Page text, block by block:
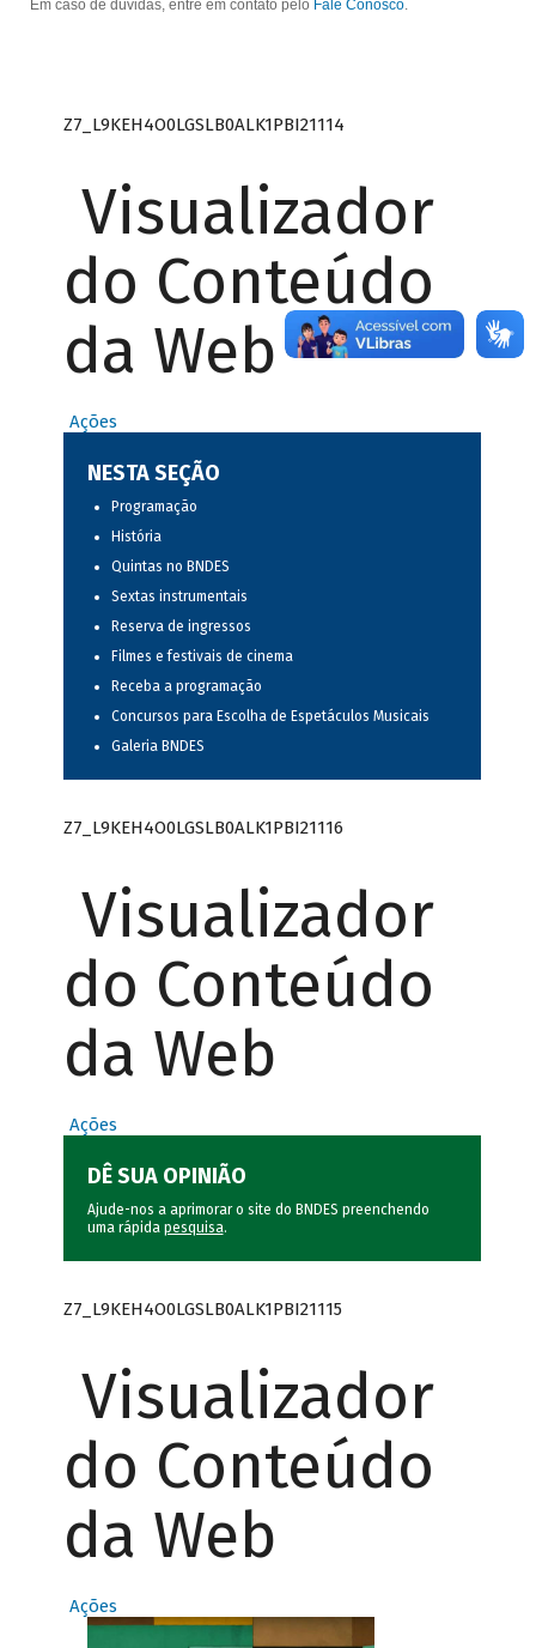
Em caso de dúvidas, entre em contato pelo Fale Conosco.
Z7_L9KEH4O0LGSLB0ALK1PBI21114
Visualizador
do Conteúdo
da Web
Ações
NESTA SEÇÃO
Programação
História
Quintas no BNDES
Sextas instrumentais
Reserva de ingressos
Filmes e festivais de cinema
Receba a programação
Concursos para Escolha de Espetáculos Musicais
Galeria BNDES
Z7_L9KEH4O0LGSLB0ALK1PBI21116
Visualizador
do Conteúdo
da Web
Ações
DÊ SUA OPINIÃO
Ajude-nos a aprimorar o site do BNDES preenchendo
uma rápida pesquisa.
Z7_L9KEH4O0LGSLB0ALK1PBI21115
Visualizador
do Conteúdo
da Web
Ações